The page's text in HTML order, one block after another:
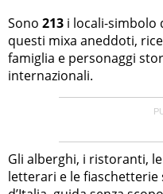
Sono 213 i locali-simbolo
questi mixa aneddoti,
famiglia e personaggi
internazionali.
Gli alberghi, i ristoranti,
letterari e le fiaschetterie